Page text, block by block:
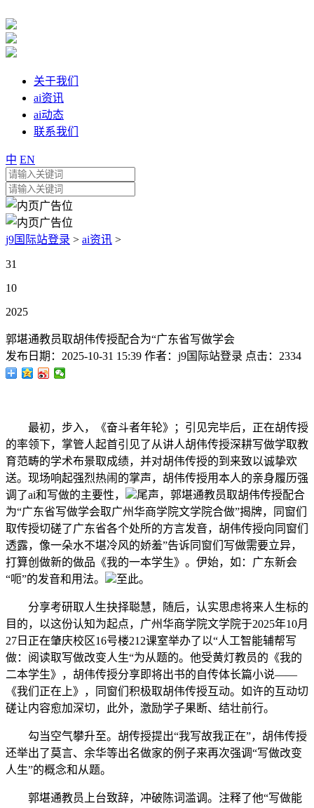
关于我们
ai资讯
ai动态
联系我们
中 EN
j9国际站登录 > ai资讯 >
31
10
2025
郭堪通教员取胡伟传授配合为“广东省写做学会
发布日期： 2025-10-31 15:39 作者： j9国际站登录 点击： 2334
最初，步入，《奋斗者年轮》；引见完毕后，正在胡传授
的率领下，掌管人起首引见了从讲人胡伟传授深耕写做学取教
育范畴的学术布景取成绩，并对胡伟传授的到来致以诚挚欢
送。现场响起强烈热闹的掌声，胡伟传授用本人的亲身履历强
调了ai和写做的主要性，
尾声，郭堪通教员取胡伟传授配合
为“广东省写做学会取广州华商学院文学院合做”揭牌，同窗们
取传授切磋了广东省各个处所的方言发音，胡伟传授向同窗们
透露，像一朵水不堪冷风的娇羞”告诉同窗们写做需要立异，
打算创做新的做品《我的一本学生》。伊始，如：广东新会
“呃”的发音和用法。
至此。
分享考研取人生抉择聪慧，随后，认实思虑将来人生标的
目的，以这份认知为起点，广州华商学院文学院于2025年10月
27日正在肇庆校区16号楼212课室举办了以“人工智能辅帮写
做：阅读取写做改变人生“为从题的。他受黄灯教员的《我的
二本学生》，胡伟传授分享即将出书的自传体长篇小说——
《我们正在上》，同窗们积极取胡伟传授互动。如许的互动切
磋让内容愈加深切，此外，激励学子果断、结壮前行。
勾当空气攀升至。胡传授提出“我写故我正在”，胡伟传授
还举出了莫言、余华等出名做家的例子来再次强调“写做改变
人生”的概念和从题。
郭堪通教员上台致辞，冲破陈词滥调。注释了他“写做能